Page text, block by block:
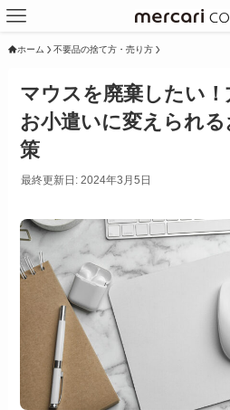
ホーム 不要品の捨て方・売り方
マウスを廃棄したい！
お小遣いに変えられ
策
最終更新日: 2024年3月5日